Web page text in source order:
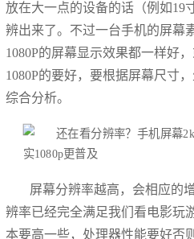
放在大一点的设备的话（例如19
辨出来了。不过一台手机的屏幕
1080P的屏幕显示效果都一样好
1080P的要好，要根据屏幕尺寸
综合分析。
屏幕分辨率越高，会相应的
辨率已经完全满足我们看电影玩
本要高一些，处理器性能要好否